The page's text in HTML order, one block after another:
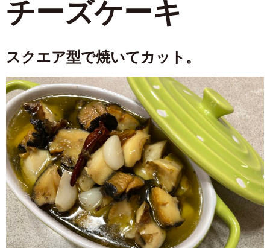
チーズケーキ
スクエア型で焼いてカット。